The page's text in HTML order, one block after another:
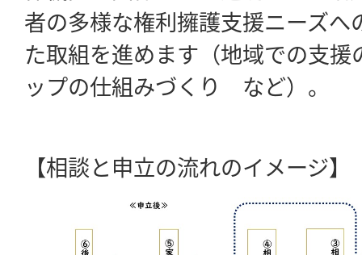
者の多様な権利擁護支援ニーズへ
た取組を進めます（地域での支
ップの仕組みづくり など）。
【相談と申立の流れのイメージ】